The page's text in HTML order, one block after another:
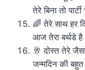
तेरे बिना तो
🌈 तेरे साथ हर
आज तेरा बर्थडे
🥂 दोस्त तेरे
जन्मदिन की बहुत